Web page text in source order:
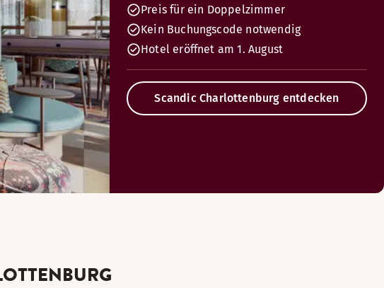
Preis für ein Doppelzimmer
Kein Buchungscode notwendig
Hotel eröffnet am 1. August
Scandic Charlottenburg entdecken